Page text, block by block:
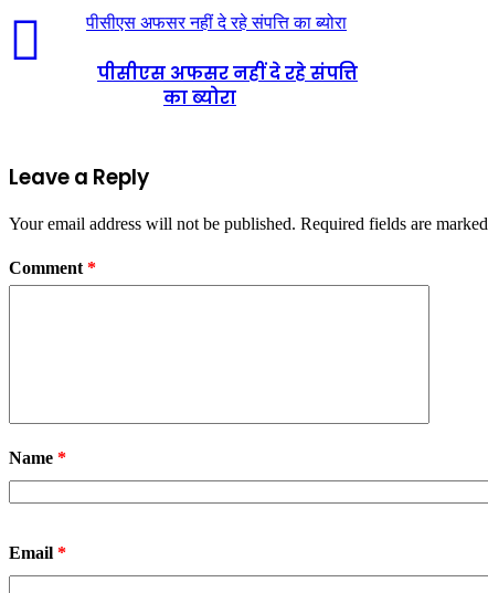
पीसीएस अफसर नहीं दे रहे संपत्ति का ब्योरा
पीसीएस अफसर नहीं दे रहे संपत्ति
का ब्योरा
Leave a Reply
Your email address will not be published. Required fields are marked
Comment *
Name *
Email *